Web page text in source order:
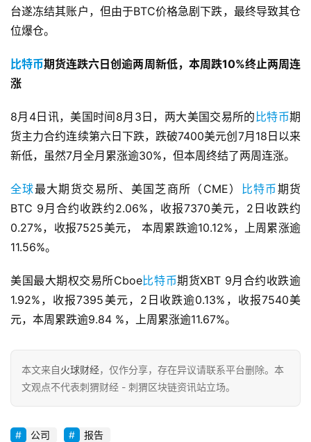
台遂冻结其账户，但由于BTC价格急剧下跌，最终导致其仓
位爆仓。
比特币期货连跌六日创逾两周新低，本周跌10%终止两周连
涨
8月4日讯，美国时间8月3日，两大美国交易所的 比特币期
货主力合约连续第六日下跌，跌破7400美元创7月18日以来
新低，虽然7月全月累涨逾30%，但本周终结了两周连涨。
全球最大期货交易所、美国芝商所（CME） 比特币期货
BTC 9月合约收跌约2.06%，收报7370美元，2日收跌约
0.27%，收报7525美元， 本周累跌逾10.12%，上周累涨逾
11.56%。
美国最大期权交易所Cboe比特币期货XBT 9月合约收跌逾
1.92%，收报7395美元，2日收跌逾0.13%，收报7540美
元，本周累跌逾9.84 %，上周累涨逾11.67%。
本文来自火球财经，仅作分享，存在异议请联系平台删除。本
文观点不代表刺猬财经 - 刺猬区块链资讯站立场。
公司 报告